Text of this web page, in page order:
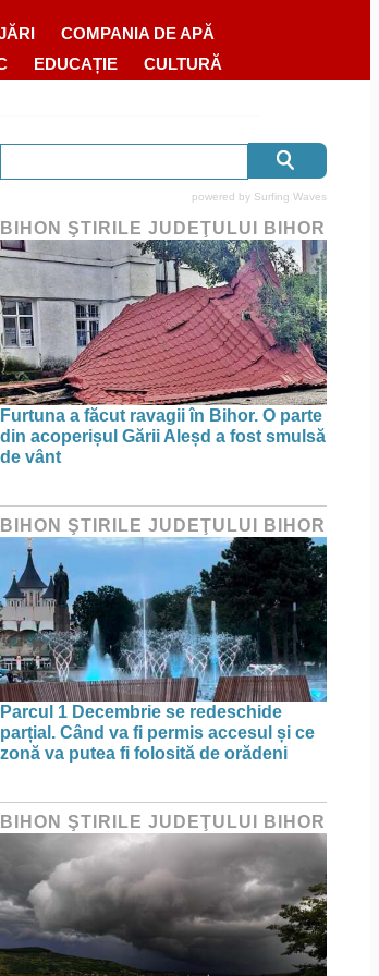
COMPANIA DE APĂ
EDUCAȚIE CULTURĂ
powered by Surfing Waves
BIHON ŞTIRILE JUDEŢULUI BIHOR
Furtuna a făcut ravagii în Bihor. O parte
din acoperișul Gării Aleșd a fost smulsă
de vânt
BIHON ŞTIRILE JUDEŢULUI BIHOR
Parcul 1 Decembrie se redeschide
parțial. Când va fi permis accesul și ce
zonă va putea fi folosită de orădeni
BIHON ŞTIRILE JUDEŢULUI BIHOR